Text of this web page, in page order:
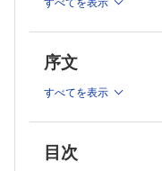
ろかここでパルスをし
本書では基本となるス
く、今すぐどうしたら
は今なのです。
すべてを表示
序文
すべてを表示
目次